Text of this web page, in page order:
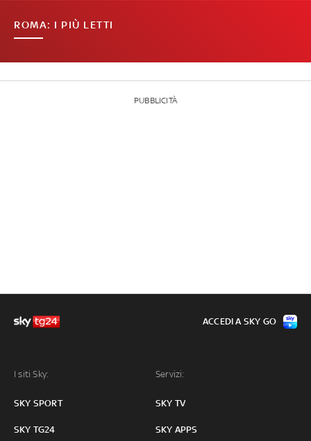
ROMA: I PIÙ LETTI
PUBBLICITÀ
I siti Sky:
SKY SPORT
SKY TG24
Servizi:
SKY TV
SKY APPS
ACCEDI A SKY GO